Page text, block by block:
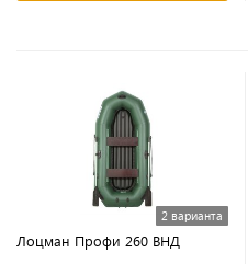
2 варианта
Лоцман Профи 260 ВНД